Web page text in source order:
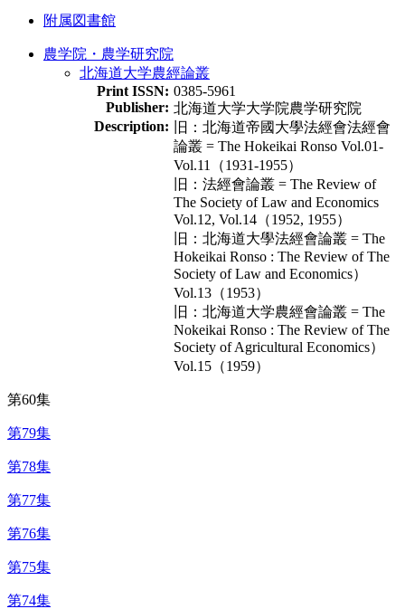
附属図書館
農学院・農学研究院
北海道大学農經論叢
Print ISSN: 0385-5961
Publisher: 北海道大学大学院農学研究院
Description:
旧：北海道帝國大學法經會法經會
論叢 = The Hokeikai Ronso Vol.01-
Vol.11（1931-1955）
旧：法經會論叢 = The Review of
The Society of Law and Economics
Vol.12, Vol.14（1952, 1955）
旧：北海道大學法經會論叢 = The
Hokeikai Ronso : The Review of The
Society of Law and Economics）
Vol.13（1953）
旧：北海道大学農經會論叢 = The
Nokeikai Ronso : The Review of The
Society of Agricultural Economics）
Vol.15（1959）
第60集
第79集
第78集
第77集
第76集
第75集
第74集